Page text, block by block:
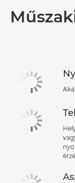
Műszaki adatok
PDF letöltése